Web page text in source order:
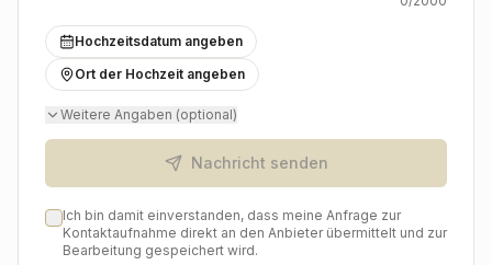
Hochzeitsdatum angeben
Ort der Hochzeit angeben
Weitere Angaben (optional)
Nachricht senden
Ich bin damit einverstanden, dass meine Anfrage zur
Kontaktaufnahme direkt an den Anbieter übermittelt und zur
Bearbeitung gespeichert wird.